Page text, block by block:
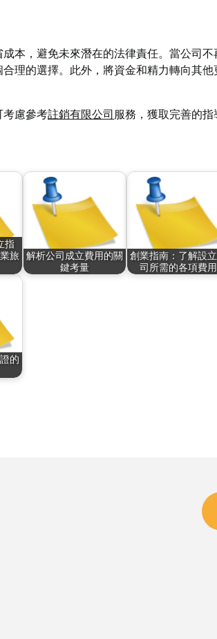
本，避免未來潛在的法律責任。當公司
理的選擇。此外，將資金和精力轉向其
考慮參考註銷有限公司服務，獲取完善的指
指
旅 解析公司成立費用的關
鍵考量
創業指南：了解設
司所需的各項費用
的